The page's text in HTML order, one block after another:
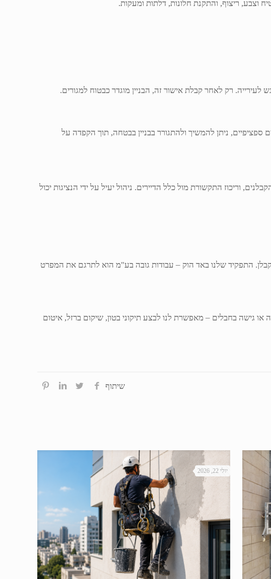
וצבע, ריצוף, והתקנת חלונות, דלתות ומעקות.
רק לאחר קבלת אישור זה, הבניין מוגדר כבטוח למגורים.
ניתן להמשיך ולהתגורר בבניין בבטחה, תוך הקפדה על
וריכוז התקשורת מול כלל הדיירים. ניהול יעיל על ידי הנציגות יכול
התפקיד שלנו באד הוק – עבודות גובה בע"מ הוא לתרגם את המפרט
או גישה בחבלים – מאפשרת לנו לבצע תיקוני בטון, שיקום ברזל, איטום
שיתוף
יולי 22, 2026